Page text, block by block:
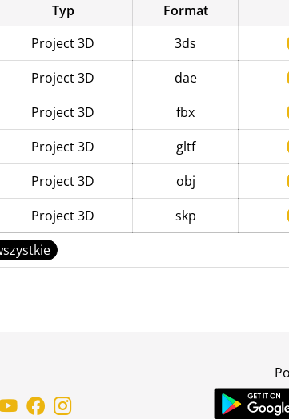
Typ Format
Project 3D 3ds
Project 3D dae
Project 3D fbx
Project 3D gltf
Project 3D obj
Project 3D skp